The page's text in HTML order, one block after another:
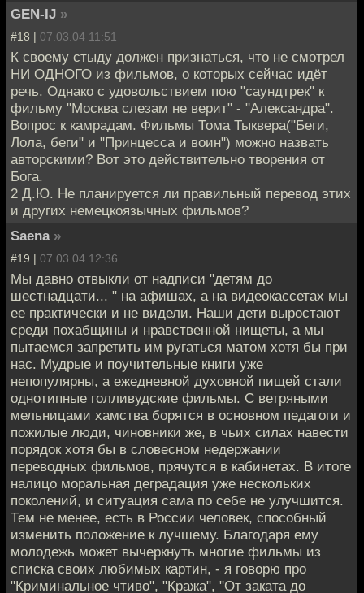
GEN-IJ »
#18 | 07.03.04 11:51
К своему стыду должен признаться, что не смотрел
НИ ОДНОГО из фильмов, о которых сейчас идёт
речь. Однако с удовольствием пою "саундтрек" к
фильму "Москва слезам не верит" - "Александра".
Вопрос к камрадам. Фильмы Тома Тыквера("Беги,
Лола, беги" и "Принцесса и воин") можно назвать
авторскими? Вот это действительно творения от
Бога.
2 Д.Ю. Не планируется ли правильный перевод этих
и других немецкоязычных фильмов?
Saena »
#19 | 07.03.04 12:36
Мы давно отвыкли от надписи "детям до
шестнадцати... " на афишах, а на видеокассетах мы
ее практически и не видели. Наши дети выростают
среди похабщины и нравственной нищеты, а мы
пытаемся запретить им ругаться матом хотя бы при
нас. Мудрые и поучительные книги уже
непопулярны, а ежедневной духовной пищей стали
однотипные голливудские фильмы. С ветряными
мельницами хамства борятся в основном педагоги и
пожилые люди, чиновники же, в чьих силах навести
порядок хотя бы в словесном недержании
переводных фильмов, прячутся в кабинетах. В итоге
налицо моральная деградация уже нескольких
поколений, и ситуация сама по себе не улучшится.
Тем не менее, есть в России человек, способный
изменить положение к лучшему. Благодаря ему
молодежь может вычеркнуть многие фильмы из
списка своих любимых картин, - я говорю про
"Криминальное чтиво", "Кража", "От заката до